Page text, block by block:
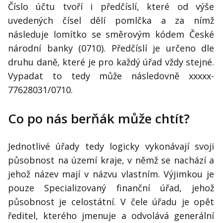
Číslo účtu tvoří i předčíslí, které od výše
uvedených čísel dělí pomlčka a za nímž
následuje lomítko se směrovým kódem České
národní banky (0710). Předčíslí je určeno dle
druhu daně, které je pro každý úřad vždy stejné.
Vypadat to tedy může následovně xxxxx-
77628031/0710.
Co po nás berňák může chtít?
Jednotlivé úřady tedy logicky vykonávají svoji
působnost na území kraje, v němž se nachází a
jehož název mají v názvu vlastním. Výjimkou je
pouze Specializovaný finanční úřad, jehož
působnost je celostátní. V čele úřadu je opět
ředitel, kterého jmenuje a odvolává generální